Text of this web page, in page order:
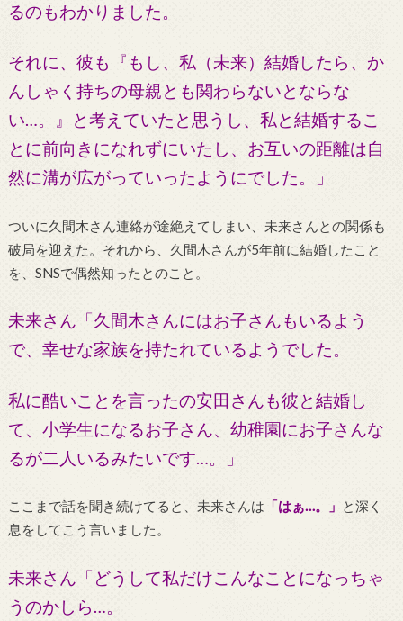
るのもわかりました。
それに、彼も『もし、私（未来）結婚したら、か
んしゃく持ちの母親とも関わらないとならな
い…。』と考えていたと思うし、私と結婚するこ
とに前向きになれずにいたし、お互いの距離は自
然に溝が広がっていったようにでした。」
ついに久間木さん連絡が途絶えてしまい、未来さんとの関係も
破局を迎えた。それから、久間木さんが5年前に結婚したこと
を、SNSで偶然知ったとのこと。
未来さん「久間木さんにはお子さんもいるよう
で、幸せな家族を持たれているようでした。
私に酷いことを言ったの安田さんも彼と結婚し
て、小学生になるお子さん、幼稚園にお子さんな
るが二人いるみたいです…。」
ここまで話を聞き続けてると、未来さんは 「はぁ…。」 と深く
息をしてこう言いました。
未来さん「どうして私だけこんなことになっちゃ
うのかしら…。